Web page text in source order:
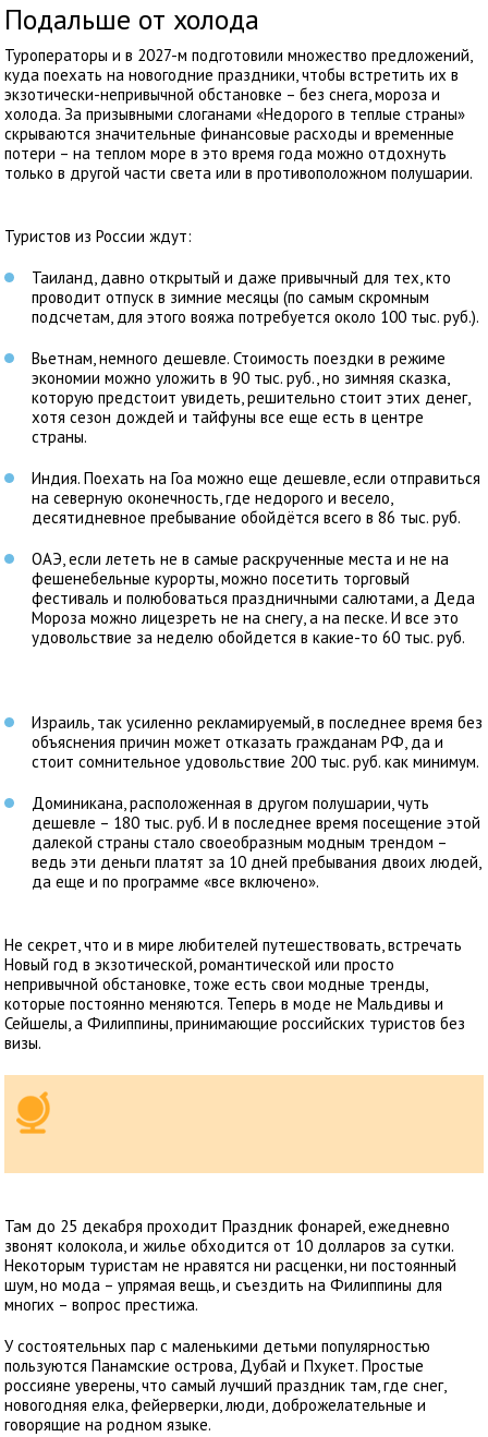
Подальше от холода
Туроператоры и в 2027-м подготовили множество предложений,
куда поехать на новогодние праздники, чтобы встретить их в
экзотически-непривычной обстановке – без снега, мороза и
холода. За призывными слоганами «Недорого в теплые страны»
скрываются значительные финансовые расходы и временные
потери – на теплом море в это время года можно отдохнуть
только в другой части света или в противоположном полушарии.
Туристов из России ждут:
Таиланд, давно открытый и даже привычный для тех, кто
проводит отпуск в зимние месяцы (по самым скромным
подсчетам, для этого вояжа потребуется около 100 тыс. руб.).
Вьетнам, немного дешевле. Стоимость поездки в режиме
экономии можно уложить в 90 тыс. руб., но зимняя сказка,
которую предстоит увидеть, решительно стоит этих денег,
хотя сезон дождей и тайфуны все еще есть в центре
страны.
Индия. Поехать на Гоа можно еще дешевле, если отправиться
на северную оконечность, где недорого и весело,
десятидневное пребывание обойдётся всего в 86 тыс. руб.
ОАЭ, если лететь не в самые раскрученные места и не на
фешенебельные курорты, можно посетить торговый
фестиваль и полюбоваться праздничными салютами, а Деда
Мороза можно лицезреть не на снегу, а на песке. И все это
удовольствие за неделю обойдется в какие-то 60 тыс. руб.
Израиль, так усиленно рекламируемый, в последнее время без
объяснения причин может отказать гражданам РФ, да и
стоит сомнительное удовольствие 200 тыс. руб. как минимум.
Доминикана, расположенная в другом полушарии, чуть
дешевле – 180 тыс. руб. И в последнее время посещение этой
далекой страны стало своеобразным модным трендом –
ведь эти деньги платят за 10 дней пребывания двоих людей,
да еще и по программе «все включено».
Не секрет, что и в мире любителей путешествовать, встречать
Новый год в экзотической, романтической или просто
непривычной обстановке, тоже есть свои модные тренды,
которые постоянно меняются. Теперь в моде не Мальдивы и
Сейшелы, а Филиппины, принимающие российских туристов без
визы.
Там до 25 декабря проходит Праздник фонарей, ежедневно
звонят колокола, и жилье обходится от 10 долларов за сутки.
Некоторым туристам не нравятся ни расценки, ни постоянный
шум, но мода – упрямая вещь, и съездить на Филиппины для
многих – вопрос престижа.
У состоятельных пар с маленькими детьми популярностью
пользуются Панамские острова, Дубай и Пхукет. Простые
россияне уверены, что самый лучший праздник там, где снег,
новогодняя елка, фейерверки, люди, доброжелательные и
говорящие на родном языке.